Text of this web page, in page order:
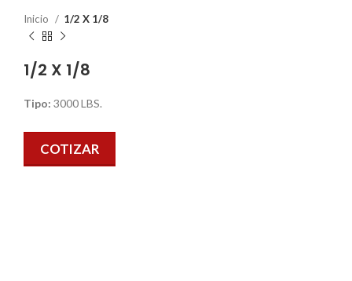
Inicio 1/2 X 1/8
1/2 X 1/8
Tipo: 3000 LBS.
COTIZAR